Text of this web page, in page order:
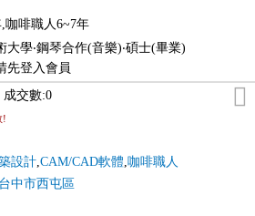
咖啡職人6~7年
大學‧鋼琴合作(音樂)‧碩士(畢業)
先登入會員
成交數:0
!
設計,CAM/CAD軟體,咖啡職人
台中市西屯區